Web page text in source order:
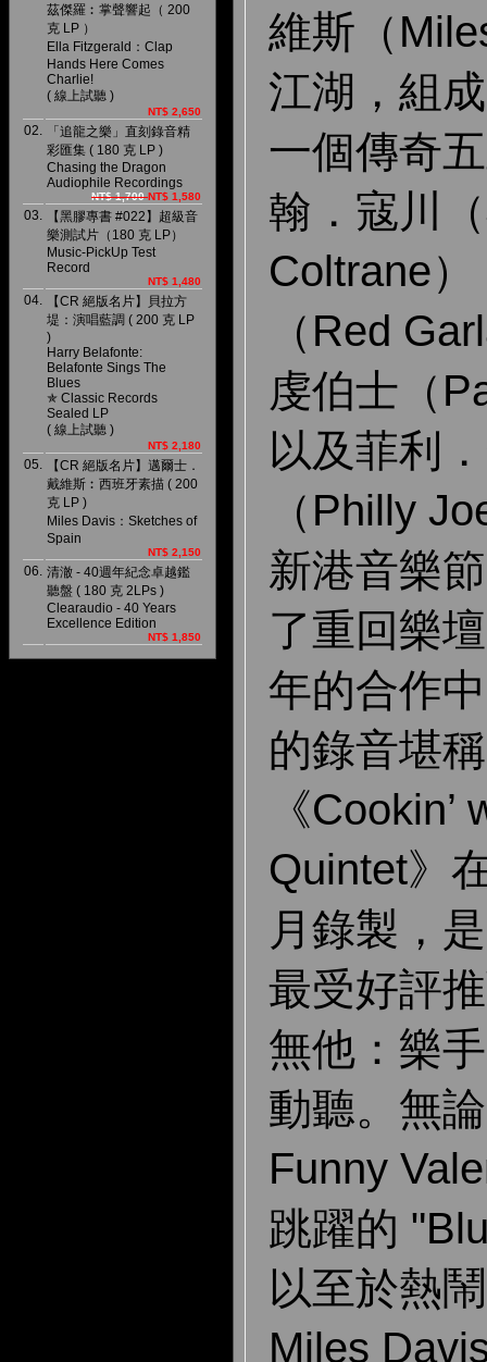
茲傑羅︰掌聲響起（ 200
克 LP ）
Ella Fitzgerald：Clap
Hands Here Comes
Charlie!
( 線上試聽 )
NT$ 2,650
02.
「追龍之樂」直刻錄音精
彩匯集 ( 180 克 LP )
Chasing the Dragon
Audiophile Recordings
NT$ 1,700NT$ 1,580
03.
【黑膠專書 #022】超級音
樂測試片（180 克 LP）
Music-PickUp Test
Record
NT$ 1,480
04.
【CR 絕版名片】貝拉方
堤：演唱藍調 ( 200 克 LP
)
Harry Belafonte:
Belafonte Sings The
Blues
✯ Classic Records
Sealed LP
( 線上試聽 )
NT$ 2,180
05.
【CR 絕版名片】邁爾士．
戴維斯︰西班牙素描 ( 200
克 LP )
Miles Davis：Sketches of
Spain
NT$ 2,150
06. 清澈 - 40週年紀念卓越鑑
聽盤 ( 180 克 2LPs )
Clearaudio - 40 Years
Excellence Edition
NT$ 1,850
維斯（
江湖，組
一個傳奇
翰．寇川
Coltrane
（Red
虔伯士（
以及菲利
（Philly
新港音樂
了重回樂
年的合作
的錄音堪
《
Quintet》
月錄製，
最受好評
無他：樂
動聽。無
Funny
跳躍的
以至於熱
Miles